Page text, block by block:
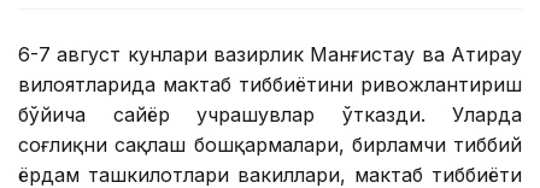
6-7 август кунлари вазирлик Манғистау ва Атирау
вилоятларида мактаб тиббиётини ривожлантириш
бўйича сайёр учрашувлар ўтказди. Уларда
соғлиқни сақлаш бошқармалари, бирламчи тиббий
ёрдам ташкилотлари вакиллари, мактаб тиббиёти